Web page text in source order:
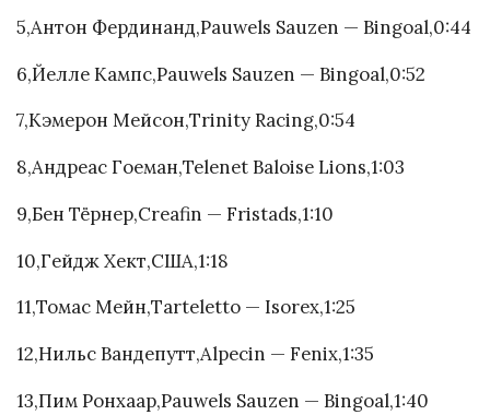
5,Антон Фердинанд,Pauwels Sauzen — Bingoal,0:44
6,Йелле Кампс,Pauwels Sauzen — Bingoal,0:52
7,Кэмерон Мейсон,Trinity Racing,0:54
8,Андреас Гоеман,Telenet Baloise Lions,1:03
9,Бен Тёрнер,Creafin — Fristads,1:10
10,Гейдж Хект,США,1:18
11,Томас Мейн,Tarteletto — Isorex,1:25
12,Нильс Вандепутт,Alpecin — Fenix,1:35
13,Пим Ронхаар,Pauwels Sauzen — Bingoal,1:40